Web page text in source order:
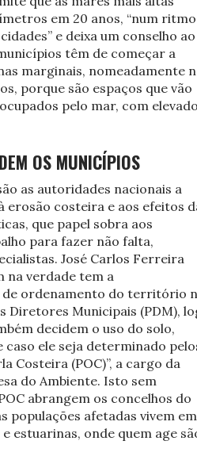
em 20 anos, “num ritmo
e deixa um conselho ao
têm de começar a
marginais, nomeadamente
porque são espaços que vão
pelo mar, com
OS MUNICÍPIOS
as autoridades nacionais a
erosão costeira e aos efeitos
que papel sobra aos
para fazer não falta,
José Carlos Ferreira
na verdade tem a
de ordenamento do território
Diretores Municipais (PDM),
decidem o uso do solo,
caso ele seja determinado
Costeira (POC)”, a cargo da
do Ambiente. Isto sem
abrangem os concelhos do
populações afetadas vivem em
estuarinas, onde quem age